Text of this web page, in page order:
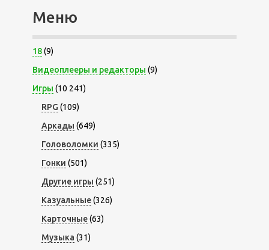
Меню
18(9)
Видеоплееры и редакторы (9)
Игры (10 241)
RPG (109)
Аркады (649)
Головоломки (335)
Гонки (501)
Другие игры (251)
Казуальные(326)
Карточные(63)
Музыка (31)